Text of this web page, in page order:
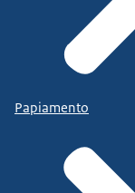
Papiamento